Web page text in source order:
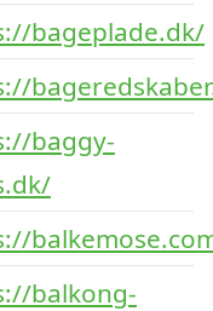
bageplade.dk/
baggy-
balkong-